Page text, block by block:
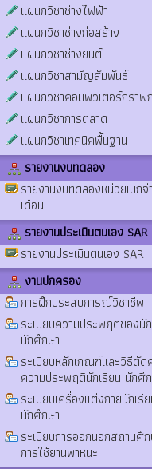
แผนกวิชาช่างไฟฟ้า
แผนกวิชาช่างก่อสร้าง
แผนกวิชาช่างยนต์
แผนกวิชาสามัญสัมพันธ์
แผนกวิชาคอมพิวเตอร์กราฟิก
แผนกวิชาการตลาด
แผนกวิชาเทคนิคพื้นฐาน
รายงานงบทดลอง
รายงานงบทดลองหน่วยเบิกจ่
เดือน
รายงานประเมินตนเอง SAR
รายงานประเมินตนเอง SAR
งานปกครอง
การฝึกประสบการณ์วิชาชีพ
ระเบียบความประพฤติของนั
นักศึกษา
ระเบียบหลักเกณฑ์และวิธีตัด
ความประพฤตินักเรียน นักศึ
ระเบียบเครื่องแต่งกายนักเรี
นักศึกษา
ระเบียบการออกนอกสถานศึ
การใช้ยานพาหนะ